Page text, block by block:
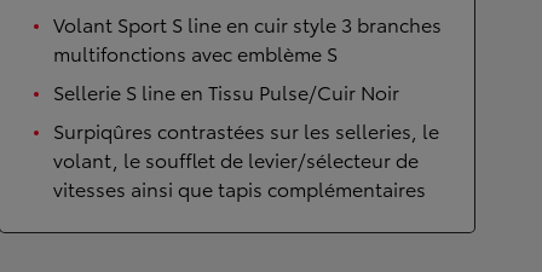
Volant Sport S line en cuir style 3 branches
multifonctions avec emblème S
Sellerie S line en Tissu Pulse/Cuir Noir
Surpiqûres contrastées sur les selleries, le
volant, le soufflet de levier/sélecteur de
vitesses ainsi que tapis complémentaires